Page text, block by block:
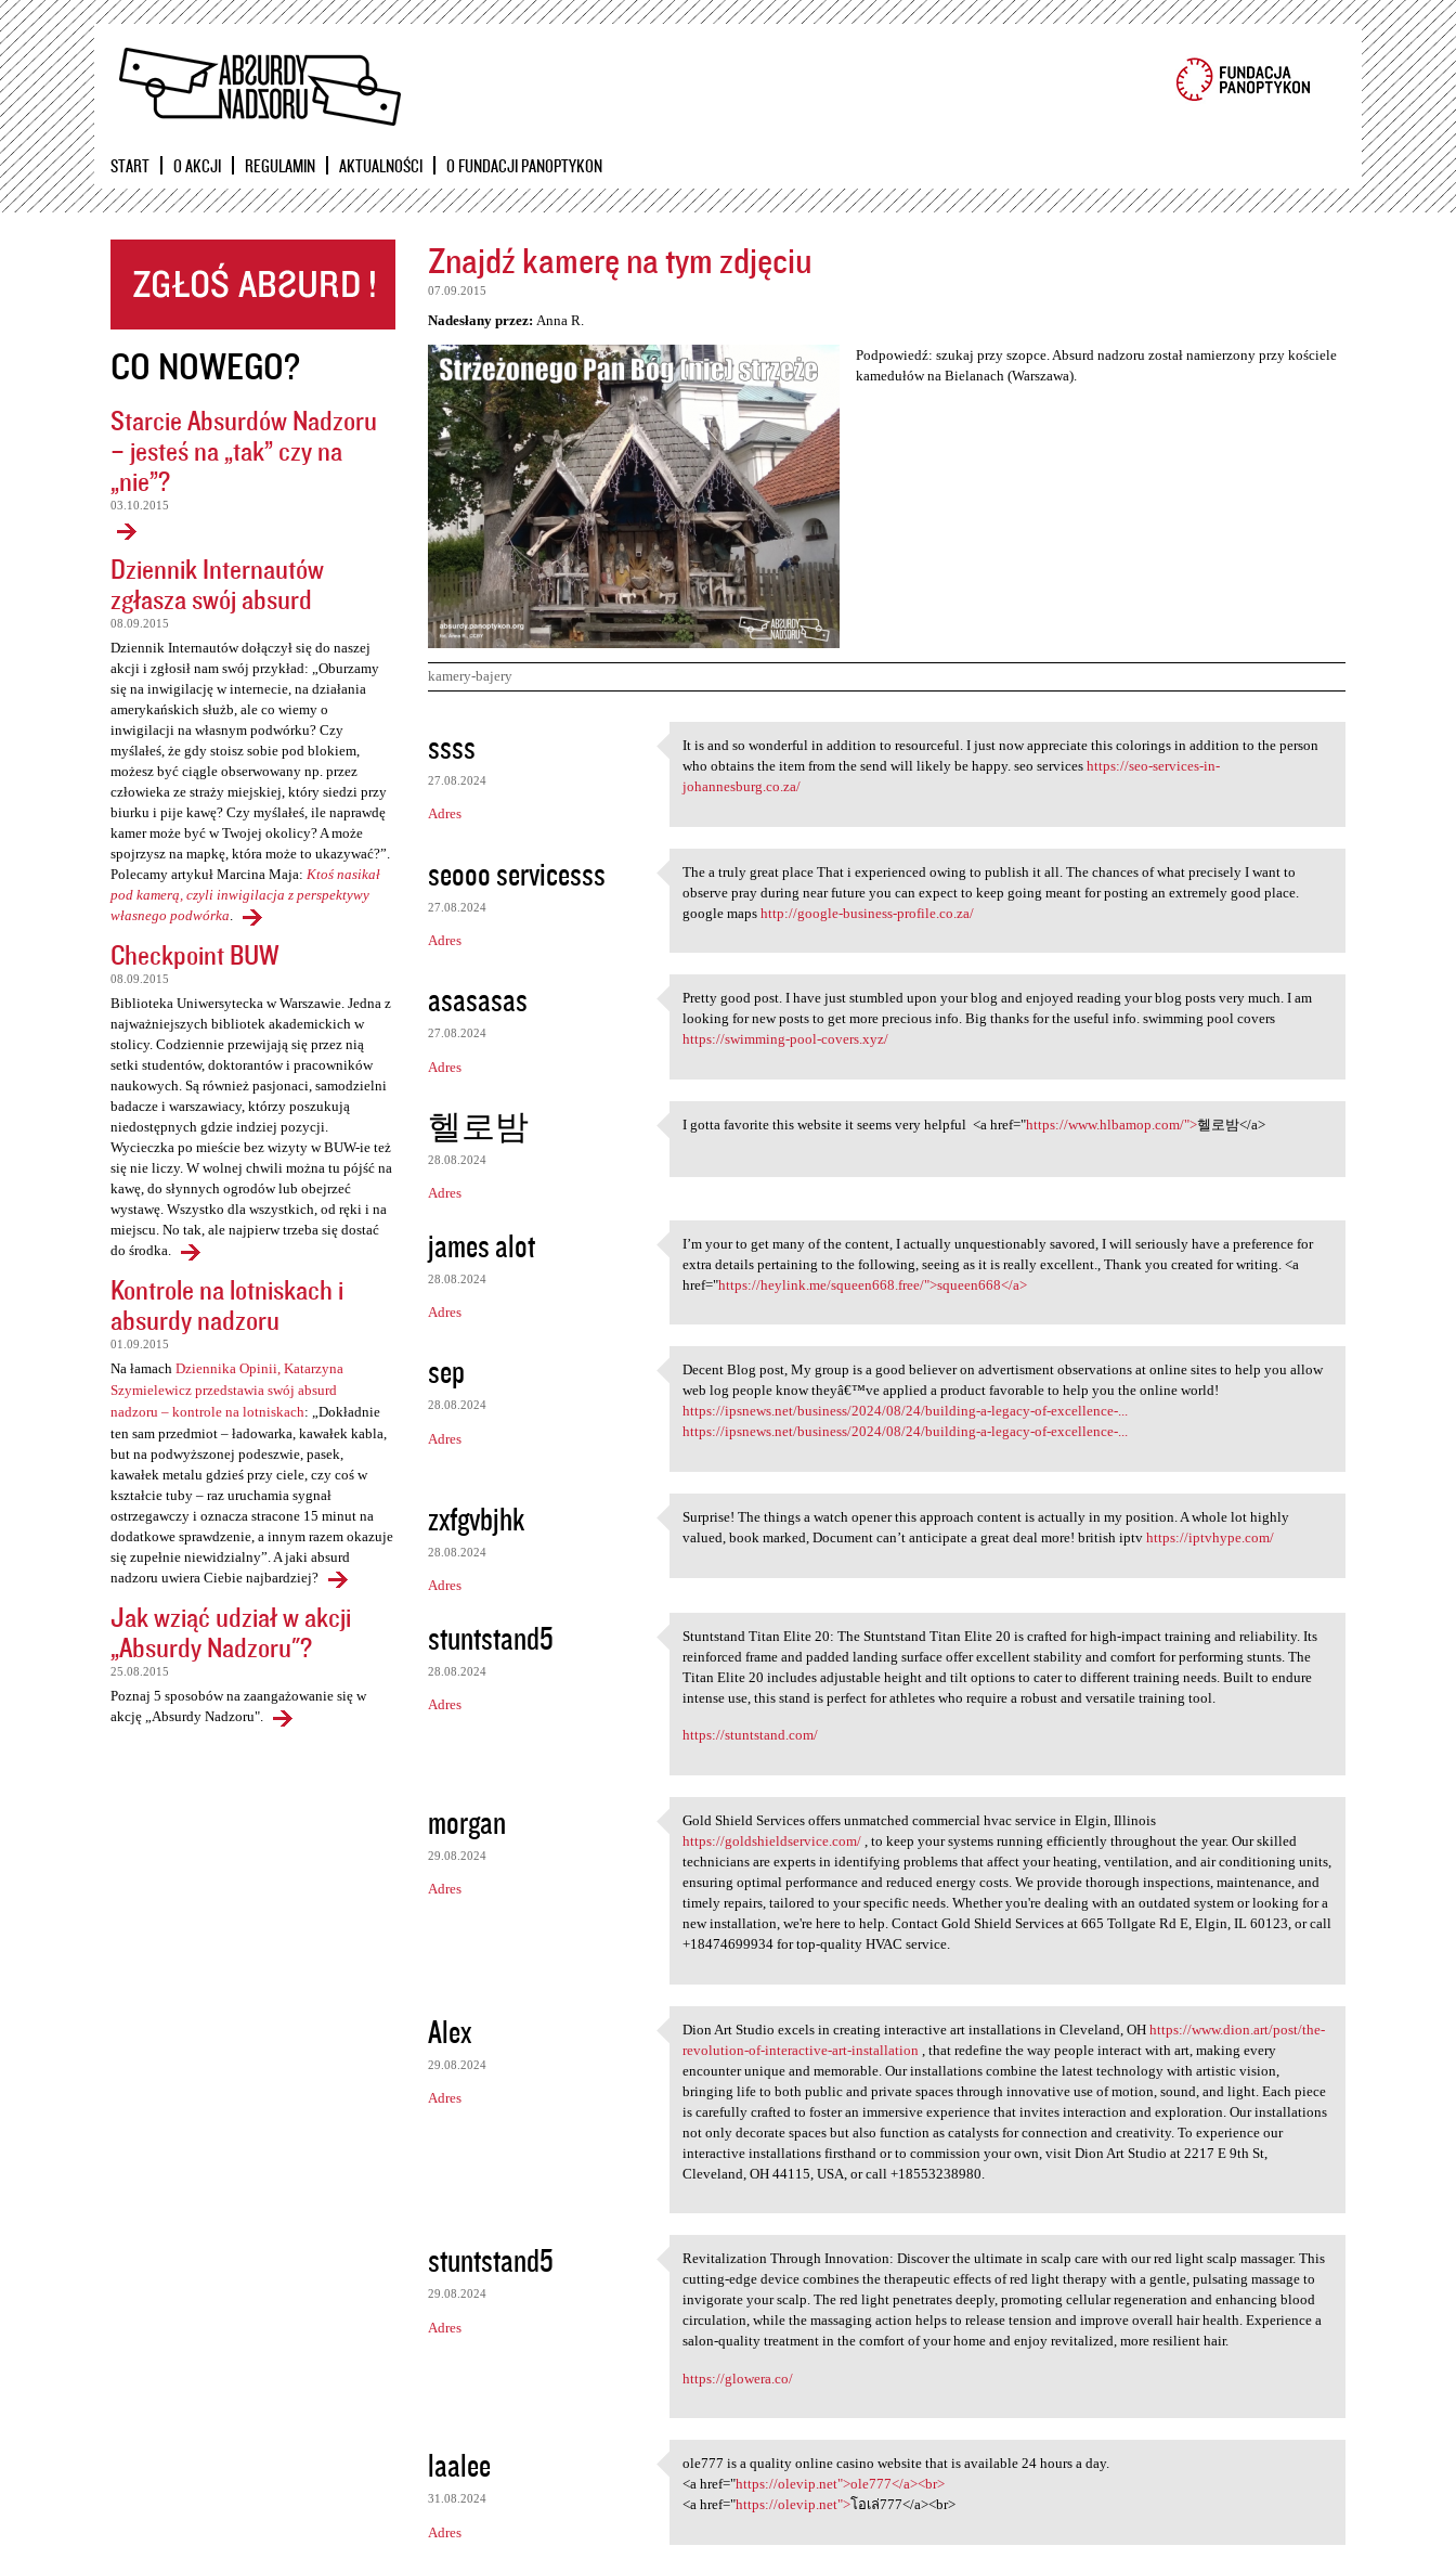
Przejdź
START O AKCJI REGULAMIN AKTUALNOŚCI O FUNDACJI PANOPTYKON
CO NOWEGO?
Starcie Absurdów Nadzoru
– jesteś na „tak” czy na
„nie”?
03.10.2015
Dziennik Internautów
zgłasza swój absurd
08.09.2015
Dziennik Internautów dołączył się do naszej
akcji i zgłosił nam swój przykład: „Oburzamy
się na inwigilację w internecie, na działania
amerykańskich służb, ale co wiemy o
inwigilacji na własnym podwórku? Czy
myślałeś, że gdy stoisz sobie pod blokiem,
możesz być ciągle obserwowany np. przez
człowieka ze straży miejskiej, który siedzi przy
biurku i pije kawę? Czy myślałeś, ile naprawdę
kamer może być w Twojej okolicy? A może
spojrzysz na mapkę, która może to ukazywać?”.
Polecamy artykuł Marcina Maja: Ktoś nasikał
pod kamerą, czyli inwigilacja z perspektywy
własnego podwórka.
Checkpoint BUW
08.09.2015
Biblioteka Uniwersytecka w Warszawie. Jedna z
najważniejszych bibliotek akademickich w
stolicy. Codziennie przewijają się przez nią
setki studentów, doktorantów i pracowników
naukowych. Są również pasjonaci, samodzielni
badacze i warszawiacy, którzy poszukują
niedostępnych gdzie indziej pozycji.
Wycieczka po mieście bez wizyty w BUW-ie też
się nie liczy. W wolnej chwili można tu pójść na
kawę, do słynnych ogrodów lub obejrzeć
wystawę. Wszystko dla wszystkich, od ręki i na
miejscu. No tak, ale najpierw trzeba się dostać
do środka.
Kontrole na lotniskach i
absurdy nadzoru
01.09.2015
Na łamach Dziennika Opinii, Katarzyna
Szymielewicz przedstawia swój absurd
nadzoru – kontrole na lotniskach: „Dokładnie
ten sam przedmiot – ładowarka, kawałek kabla,
but na podwyższonej podeszwie, pasek,
kawałek metalu gdzieś przy ciele, czy coś w
kształcie tuby – raz uruchamia sygnał
ostrzegawczy i oznacza stracone 15 minut na
dodatkowe sprawdzenie, a innym razem okazuje
się zupełnie niewidzialny”. A jaki absurd
nadzoru uwiera Ciebie najbardziej?
Jak wziąć udział w akcji
„Absurdy Nadzoru"?
25.08.2015
Poznaj 5 sposobów na zaangażowanie się w
akcję „Absurdy Nadzoru".
Znajdź kamerę na tym zdjęciu
07.09.2015
Nadesłany przez: Anna R.
Podpowiedź: szukaj przy szopce. Absurd nadzoru został namierzony przy kościele
kamedułów na Bielanach (Warszawa).
kamery-bajery
K
o
m
e
t
a
r
e
ssss
27.08.2024
Adres
It is and so wonderful in
It is and so wonderful in addition to resourceful. I just now appreciate this colorings in addition to the person
who obtains the item from the send will likely be happy. seo serviceshttps://seo-services-in-
johannesburg.co.za/
seooo servicesss
27.08.2024
Adres
The a truly great place That
The a truly great place That i experienced owing to publish it all. The chances of what precisely I want to
observe pray during near future you can expect to keep going meant for posting an extremely good place.
google mapshttp://google-business-profile.co.za/
asasasas
27.08.2024
Adres
Pretty good post. I have just
Pretty good post. I have just stumbled upon your blog and enjoyed reading your blog posts very much. I am
looking for new posts to get more precious info. Big thanks for the useful info. swimming pool covers
https://swimming-pool-covers.xyz/
헬로밤
28.08.2024
Adres
I gotta favorite this website
I gotta favorite this website it seems very helpful <a href="https://www.hlbamop.com/">헬로밤</a>
james alot
28.08.2024
Adres
I’m your to get many of the
I’m your to get many of the content, I actually unquestionably savored, I will seriously have a preference for
extra details pertaining to the following, seeing as it is really excellent., Thank you created for writing. <a
href="https://heylink.me/squeen668.free/">squeen668</a>
sep
28.08.2024
Adres
Decent Blog post, My group is
Decent Blog post, My group is a good believer on advertisment observations at online sites to help you allow
web log people know theyâ€™ve applied a product favorable to help you the online world!
https://ipsnews.net/business/2024/08/24/building-a-legacy-of-excellence-...
https://ipsnews.net/business/2024/08/24/building-a-legacy-of-excellence-...
zxfgvbjhk
28.08.2024
Adres
Surprise! The things a watch
Surprise! The things a watch opener this approach content is actually in my position. A whole lot highly
valued, book marked, Document can’t anticipate a great deal more! british iptvhttps://iptvhype.com/
stuntstand5
28.08.2024
Adres
Stuntstand Titan Elite 20:
Stuntstand Titan Elite 20: The Stuntstand Titan Elite 20 is crafted for high-impact training and reliability. Its
reinforced frame and padded landing surface offer excellent stability and comfort for performing stunts. The
Titan Elite 20 includes adjustable height and tilt options to cater to different training needs. Built to endure
intense use, this stand is perfect for athletes who require a robust and versatile training tool.
https://stuntstand.com/
morgan
29.08.2024
Adres
Gold Shield Services offers
Gold Shield Services offers unmatched commercial hvac service in Elgin, Illinois
https://goldshieldservice.com/ , to keep your systems running efficiently throughout the year. Our skilled
technicians are experts in identifying problems that affect your heating, ventilation, and air conditioning units,
ensuring optimal performance and reduced energy costs. We provide thorough inspections, maintenance, and
timely repairs, tailored to your specific needs. Whether you're dealing with an outdated system or looking for a
new installation, we're here to help. Contact Gold Shield Services at 665 Tollgate Rd E, Elgin, IL 60123, or call
+18474699934 for top-quality HVAC service.
Alex
29.08.2024
Adres
Dion Art Studio excels in
Dion Art Studio excels in creating interactive art installations in Cleveland, OHhttps://www.dion.art/post/the-
revolution-of-interactive-art-installation , that redefine the way people interact with art, making every
encounter unique and memorable. Our installations combine the latest technology with artistic vision,
bringing life to both public and private spaces through innovative use of motion, sound, and light. Each piece
is carefully crafted to foster an immersive experience that invites interaction and exploration. Our installations
not only decorate spaces but also function as catalysts for connection and creativity. To experience our
interactive installations firsthand or to commission your own, visit Dion Art Studio at 2217 E 9th St,
Cleveland, OH 44115, USA, or call +18553238980.
stuntstand5
29.08.2024
Adres
Revitalization Through
Revitalization Through Innovation: Discover the ultimate in scalp care with our red light scalp massager. This
cutting-edge device combines the therapeutic effects of red light therapy with a gentle, pulsating massage to
invigorate your scalp. The red light penetrates deeply, promoting cellular regeneration and enhancing blood
circulation, while the massaging action helps to release tension and improve overall hair health. Experience a
salon-quality treatment in the comfort of your home and enjoy revitalized, more resilient hair.
https://glowera.co/
laalee
31.08.2024
Adres
ole777 is a quality online
ole777 is a quality online casino website that is available 24 hours a day.
<a href="https://olevip.net">ole777</a><br>
<a href="https://olevip.net">โอเล่777</a><br>